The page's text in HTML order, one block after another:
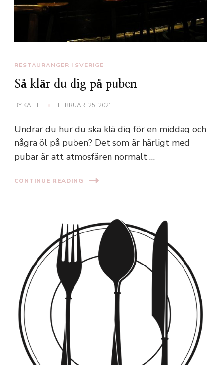
RESTAURANGER I SVERIGE
Så klär du dig på puben
BY KALLE FEBRUARI 25, 2021
Undrar du hur du ska klä dig för en middag och
några öl på puben? Det som är härligt med
pubar är att atmosfären normalt …
CONTINUE READING